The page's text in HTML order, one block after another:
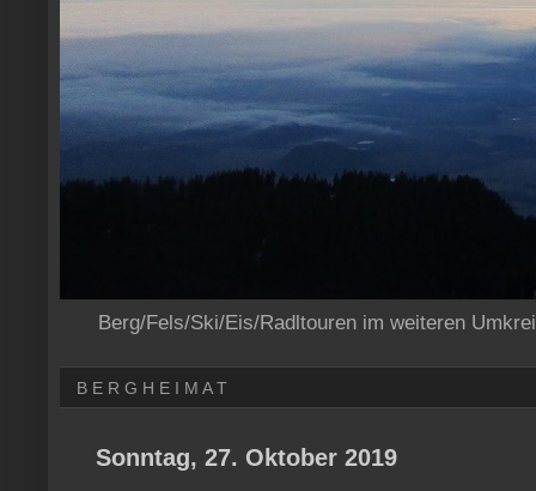
Berg/Fels/Ski/Eis/Radltouren im weiteren
B E R G H E I M A T
Sonntag, 27. Oktober 2019